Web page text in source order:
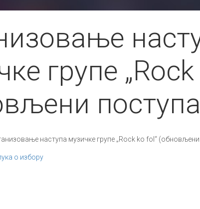
групе
наступа музичке групе „Rock ko fol“
о избору